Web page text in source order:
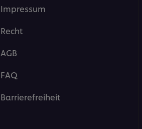
Impressum
Recht
AGB
FAQ
Barrierefreiheit